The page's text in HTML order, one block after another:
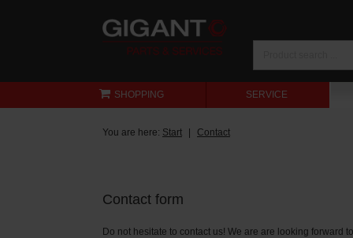
SHOPPING SERVICE
You are here: Start Contact
Contact form
Do not hesitate to contact us! We are are looking forward